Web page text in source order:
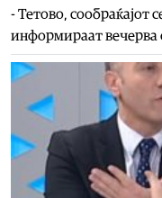
- Тетово, сообраќајот
информираат